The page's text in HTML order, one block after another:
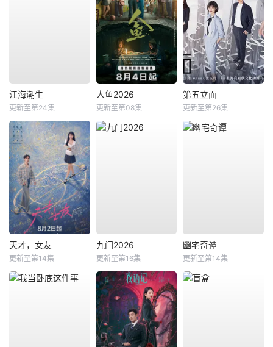
江海潮生
更新至第24集
人鱼2026
更新至第08集
第五立面
更新至第26集
天才，女友
更新至第14集
九门2026
更新至第16集
幽宅奇谭
更新至第14集